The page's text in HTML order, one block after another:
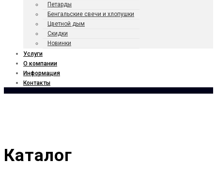
Петарды
Бенгаль­ские свечи и хлопушки
Цветной дым
Скидки
Новинки
Услуги
О компании
Информация
Контакты
Каталог